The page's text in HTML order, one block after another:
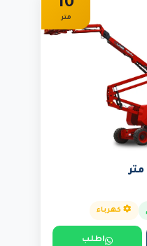
10
متر
كهرباء
اطلب